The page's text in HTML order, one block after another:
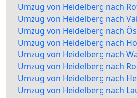
Umzug von Heidelberg nach
Umzug von Heidelberg nach
Umzug von Heidelberg nach
Umzug von Heidelberg nach
Umzug von Heidelberg nach
Umzug von Heidelberg nach
Umzug von Heidelberg nach
Umzug von Heidelberg nach